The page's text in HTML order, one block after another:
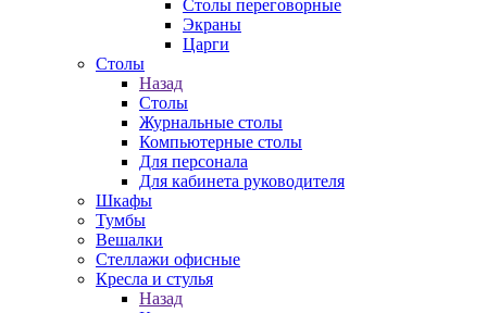
Столы переговорные
Экраны
Царги
Столы
Назад
Столы
Журнальные столы
Компьютерные столы
Для персонала
Для кабинета руководителя
Шкафы
Тумбы
Вешалки
Стеллажи офисные
Кресла и стулья
Назад